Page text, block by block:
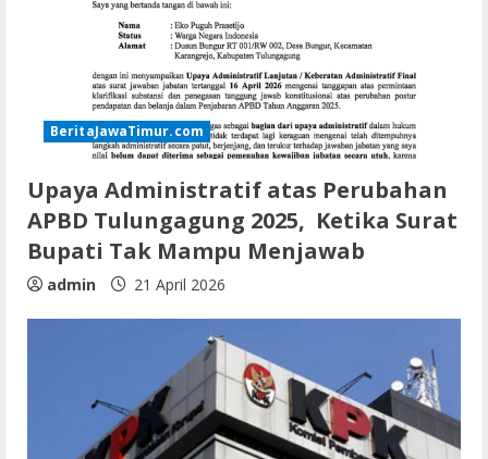
BeritaJawaTimur.com
Upaya Administratif atas Perubahan
APBD Tulungagung 2025, Ketika Surat
Bupati Tak Mampu Menjawab
admin 21 April 2026